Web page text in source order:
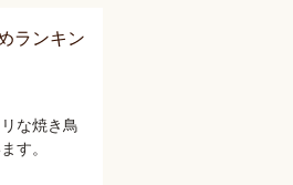
ランキン
な焼き鳥
す。